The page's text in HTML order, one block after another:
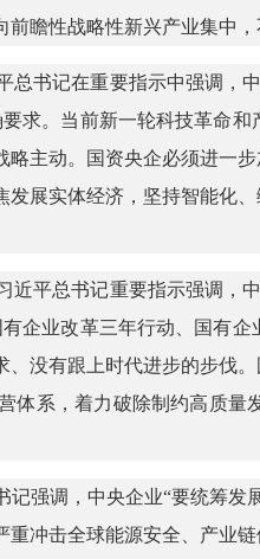
瞻性战略性新兴产业集中
书记在重要指示中强调
求。当前新一轮科技革命
主动。国资央企必须进一
展实体经济，坚持智能化
平总书记重要指示强调，
企业改革三年行动、国有
没有跟上时代进步的步伐
体系，着力破除制约高质
强调，中央企业“要统筹
冲击全球能源安全、产业